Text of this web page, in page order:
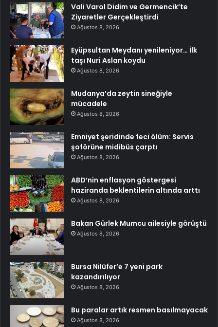
Vali Varol Didim ve Germencik’te
Ziyaretler Gerçekleştirdi
Ağustos 8, 2026
Eyüpsultan Meydanı yenileniyor… İlk
taşı Nuri Aslan koydu
Ağustos 8, 2026
Mudanya’da zeytin sineğiyle
mücadele
Ağustos 8, 2026
Emniyet şeridinde feci ölüm: Servis
şoförüne midibüs çarptı
Ağustos 8, 2026
ABD’nin enflasyon göstergesi
haziranda beklentilerin altında arttı
Ağustos 8, 2026
Bakan Gürlek Mumcu ailesiyle görüştü
Ağustos 8, 2026
Bursa Nilüfer’e 7 yeni park
kazandırılıyor
Ağustos 8, 2026
Bu paralar artık resmen basılmayacak
Ağustos 8, 2026